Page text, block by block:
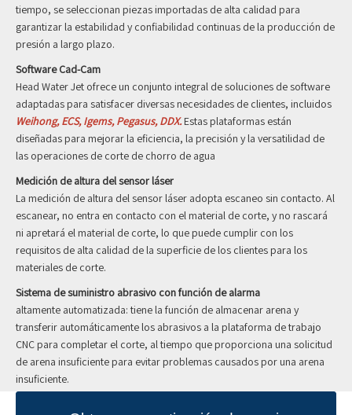
tiempo, se seleccionan piezas importadas de alta calidad para
garantizar la estabilidad y confiabilidad continuas de la producción de
presión a largo plazo.
Software Cad-Cam
Head Water Jet ofrece un conjunto integral de soluciones de software
adaptadas para satisfacer diversas necesidades de clientes, incluidos
Weihong, ECS, Igems, Pegasus, DDX. Estas plataformas están
diseñadas para mejorar la eficiencia, la precisión y la versatilidad de
las operaciones de corte de chorro de agua
Medición de altura del sensor láser
La medición de altura del sensor láser adopta escaneo sin contacto. Al
escanear, no entra en contacto con el material de corte, y no rascará
ni apretará el material de corte, lo que puede cumplir con los
requisitos de alta calidad de la superficie de los clientes para los
materiales de corte.
Sistema de suministro abrasivo con función de alarma
altamente automatizada: tiene la función de almacenar arena y
transferir automáticamente los abrasivos a la plataforma de trabajo
CNC para completar el corte, al tiempo que proporciona una solicitud
de arena insuficiente para evitar problemas causados ​​por una arena
insuficiente.